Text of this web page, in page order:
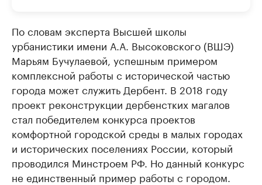
По словам эксперта Высшей школы
урбанистики имени А.А. Высоковского (ВШЭ)
Марьям Бучулаевой, успешным примером
комплексной работы с исторической частью
города может служить Дербент. В 2018 году
проект реконструкции дербенстких магалов
стал победителем конкурса проектов
комфортной городской среды в малых городах
и исторических поселениях России, который
проводился Минстроем РФ. Но данный конкурс
не единственный пример работы с городом.